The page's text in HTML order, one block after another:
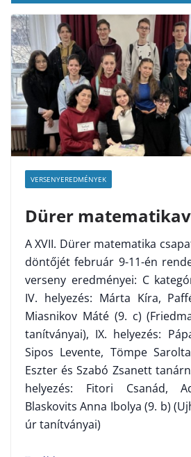
VERSENYEREDMÉNYEK
Dürer
A XVII. Dürer matematika
döntőjét február 9-11-én
verseny eredményei: C
IV. helyezés: Márta Kíra,
Miasnikov Máté (9. c)
tanítványai), IX. helyezés:
Sipos Levente, Tömpe
Eszter és Szabó Zsanett
helyezés: Fitori Csanád,
Blaskovits Anna Ibolya (9. b)
úr tanítványai)